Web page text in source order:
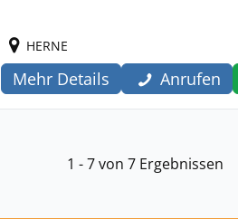
HERNE
Mehr Details Anrufen
1 - 7 von 7 Ergebnissen